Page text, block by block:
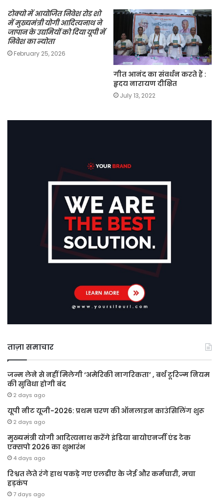
टोक्यो में आयोजित निवेश रोड शो
में मुख्यमंत्री योगी आदित्यनाथ ने
जापान के उद्यमियों को दिया यूपी में
निवेश का न्योता
February 25, 2026
गीत आनंद का संवर्धन करते हैं :
हृदय नारायण दीक्षित
July 13, 2022
ताज़ा समाचार
जन्म लेने से नहीं मिलेगी ‘अमेरिकी नागरिकता’ , बर्थ टूरिज्म नियम
की सुविधा होगी बंद
2 days ago
यूपी नीट यूजी-2026: प्रथम चरण की ऑनलाइन काउंसिलिंग शुरू
2 days ago
मुख्यमंत्री योगी आदित्यनाथ करेंगे इंडिया बायोएनर्जी एंड टेक
एक्सपो 2026 का शुभारंभ
4 days ago
रिश्वत लेते रंगे हाथ पकड़े गए एलडीए के जेई और कर्मचारी, मचा
हड़कंप
7 days ago